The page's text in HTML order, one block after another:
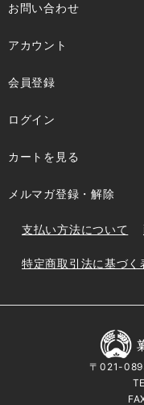
お問い合わせ
アカウント
会員登録
ログイン
カートを見る
メルマガ登録・解除
支払い方法について
特定商取引法に基づく
〒021-